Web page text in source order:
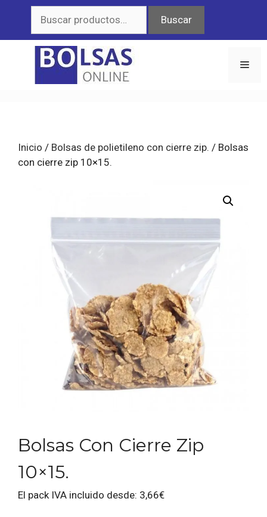
contenido
por:
Buscar
Inicio / Bolsas de polietileno con cierre zip. / Bolsas
con cierre zip 10×15.
Bolsas Con Cierre Zip
10×15.
El pack IVA incluido desde: 3,66€